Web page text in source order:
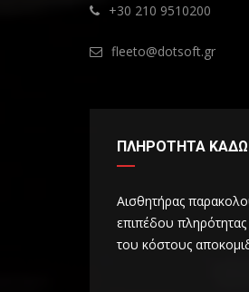
+30 210 9510200
fleeto@dotsoft.gr
ΠΛΗΡOΤΗΤΑ
Αισθητήρας
επιπέδου
του κόστους